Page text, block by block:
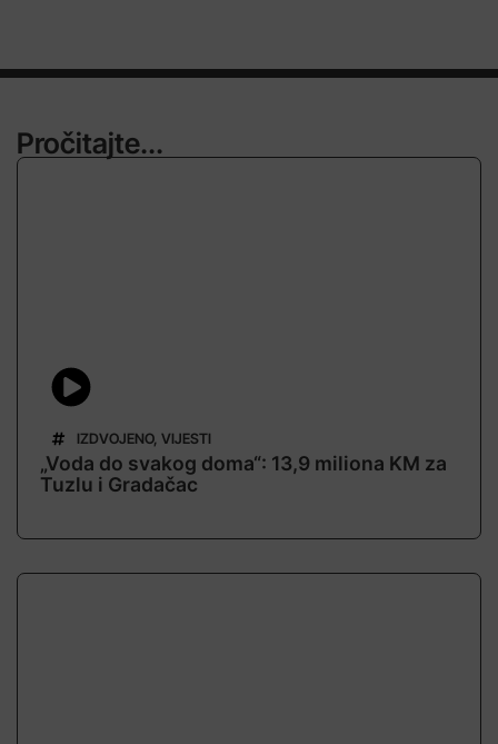
Pročitajte...
IZDVOJENO, VIJESTI
„Voda do svakog doma“: 13,9 miliona KM za
Tuzlu i Gradačac